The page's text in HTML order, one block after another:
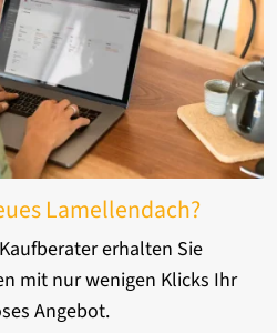
Lamellendach?
erhalten Sie
mit nur wenigen Klicks Ihr
Angebot.